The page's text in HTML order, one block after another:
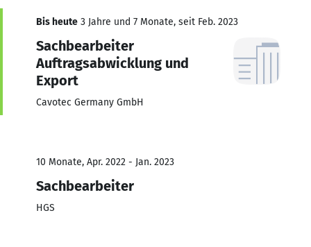
Bis heute 3 Jahre und 7 Monate, seit Feb. 2023
Sachbearbeiter
Auftragsabwicklung und
Export
Cavotec Germany GmbH
10 Monate, Apr. 2022 - Jan. 2023
Sachbearbeiter
HGS